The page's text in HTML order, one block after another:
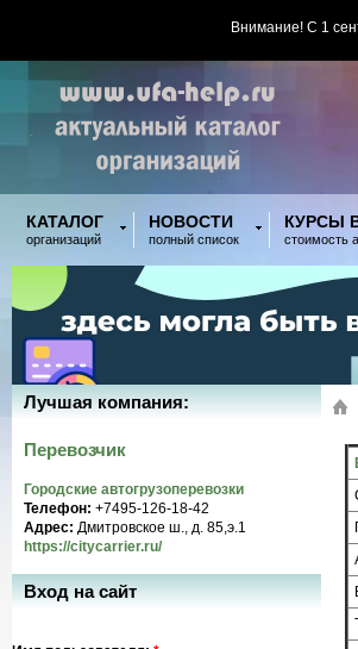
Внимание! С 1
КАТАЛОГ
организаций
НОВОСТИ
полный список
КУРСЫ
стоимость
Лучшая компания:
Перевозчик
Городские автогрузоперевозки
Телефон: +7495-126-18-42
Адрес: Дмитровское ш., д. 85,э.1
https://citycarrier.ru/
Вход на сайт